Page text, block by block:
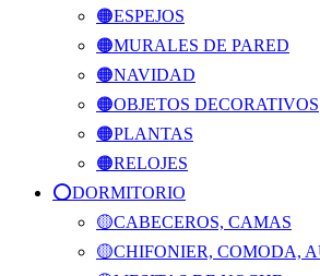
🟠ESPEJOS
🟠MURALES DE PARED
🟠NAVIDAD
🟠OBJETOS DECORATIVOS
🟠PLANTAS
🟠RELOJES
⭕️DORMITORIO
🟡CABECEROS, CAMAS
🟡CHIFONIER, COMODA,